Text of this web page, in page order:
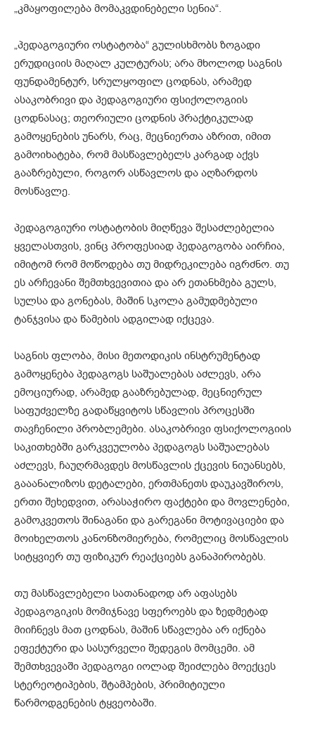
„კმაყოფილება მომაკვდინებელი სენია“.
„პედაგოგიური ოსტატობა“ გულისხმობს ზოგადი
ერუდიციის მაღალ კულტურას; არა მხოლოდ საგნის
ფუნდამენტურ, სრულყოფილ ცოდნას, არამედ
ასაკობრივი და პედაგოგიური ფსიქოლოგიის
ცოდნასაც; თეორიული ცოდნის პრაქტიკულად
გამოყენების უნარს, რაც, მეცნიერთა აზრით, იმით
გამოიხატება, რომ მასწავლებელს კარგად აქვს
გააზრებული, როგორ ასწავლოს და აღზარდოს
მოსწავლე.
პედაგოგიური ოსტატობის მიღწევა შესაძლებელია
ყველასთვის, ვინც პროფესიად პედაგოგობა აირჩია,
იმიტომ რომ მოწოდება თუ მიდრეკილება იგრძნო. თუ
ეს არჩევანი შემთხვევითია და არ ეთანხმება გულს,
სულსა და გონებას, მაშინ სკოლა გამუდმებული
ტანჯვისა და წამების ადგილად იქცევა.
საგნის ფლობა, მისი მეთოდიკის ინსტრუმენტად
გამოყენება პედაგოგს საშუალებას აძლევს, არა
ემოციურად, არამედ გააზრებულად, მეცნიერულ
საფუძველზე გადაწყვიტოს სწავლის პროცესში
თავჩენილი პრობლემები. ასაკობრივი ფსიქოლოგიის
საკითხებში გარკვეულობა პედაგოგს საშუალებას
აძლევს, ჩაუღრმავდეს მოსწავლის ქცევის ნიუანსებს,
გააანალიზოს დეტალები, ერთმანეთს დაუკავშიროს,
ერთი შეხედვით, არასაჭირო ფაქტები და მოვლენები,
გამოკვეთოს შინაგანი და გარეგანი მოტივაციები და
მოიხელთოს კანონზომიერება, რომელიც მოსწავლის
სიტყვიერ თუ ფიზიკურ რეაქციებს განაპირობებს.
თუ მასწავლებელი სათანადოდ არ აფასებს
პედაგოგიკის მომიჯნავე სფეროებს და ზედმეტად
მიიჩნევს მათ ცოდნას, მაშინ სწავლება არ იქნება
ეფექტური და სასურველი შედეგის მომცემი. ამ
შემთხვევაში პედაგოგი იოლად შეიძლება მოექცეს
სტერეოტიპების, შტამპების, პრიმიტიული
წარმოდგენების ტყვეობაში.